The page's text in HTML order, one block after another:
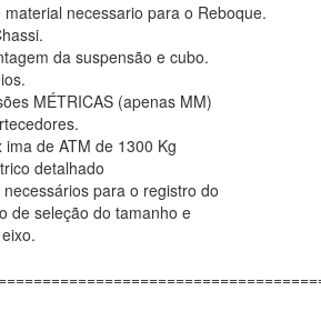
necessario para o Reboque.
da suspensão e cubo.
MÉTRICAS (apenas MM)
de ATM de 1300 Kg
detalhado
para o registro do
de seleção do tamanho e